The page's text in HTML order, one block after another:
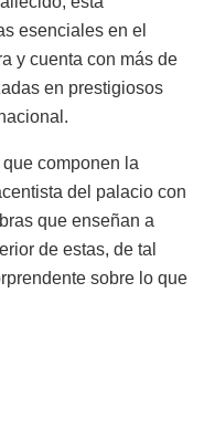
esenciales en el
y cuenta con más de
en prestigiosos
que componen la
del palacio con
que enseñan a
de estas, de tal
sobre lo que